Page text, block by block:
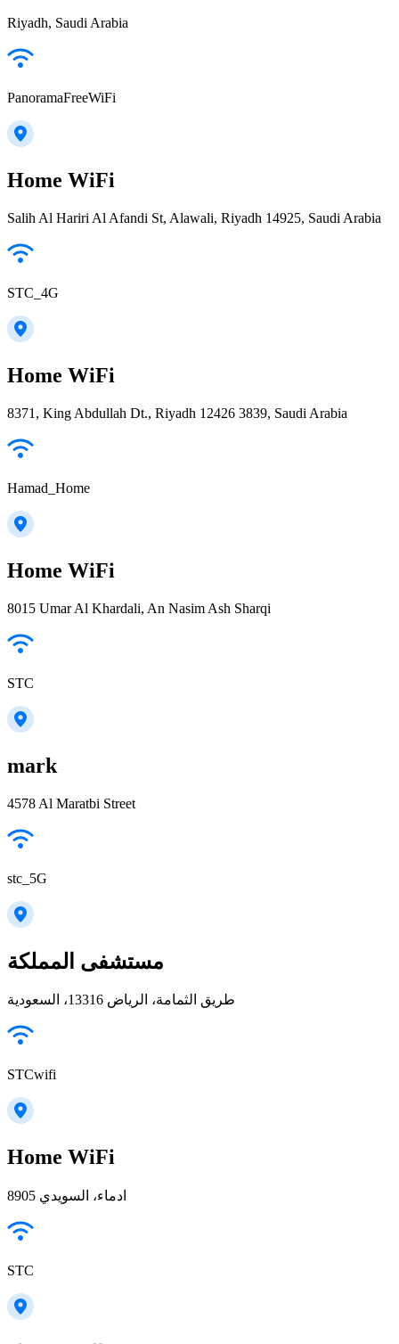
Riyadh, Saudi Arabia
PanoramaFreeWiFi
Home WiFi
Salih Al Hariri Al Afandi St, Alawali, Riyadh 14925, Saudi Arabia
STC_4G
Home WiFi
8371, King Abdullah Dt., Riyadh 12426 3839, Saudi Arabia
Hamad_Home
Home WiFi
8015 Umar Al Khardali, An Nasim Ash Sharqi
STC
mark
4578 Al Maratbi Street
stc_5G
مستشفى المملكة
طريق الثمامة، الرياض 13316، السعودية
STCwifi
Home WiFi
8905 ادماء، السويدي
STC